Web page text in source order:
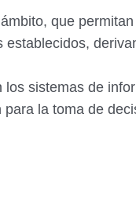
que permitan
establecidos,
sistemas de
la toma de